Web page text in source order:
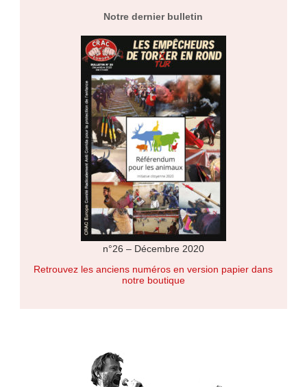
Notre dernier bulletin
n°26 – Décembre 2020
Retrouvez les anciens numéros en version papier dans
notre boutique